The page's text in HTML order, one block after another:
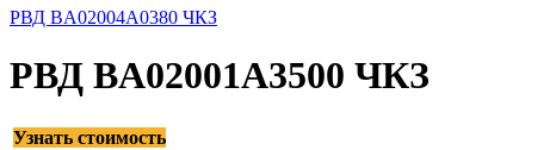
РВД BA02004A0380 ЧКЗ
РВД BA02001A3500 ЧКЗ
Узнать стоимость